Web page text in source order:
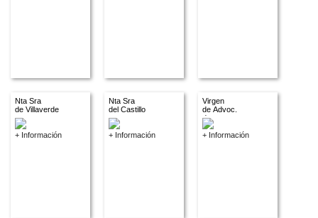
Nta Sra
de Villaverde
+ Información
Nta Sra
del Castillo
+ Información
Virgen
de Advoc.
descon.
+ Información